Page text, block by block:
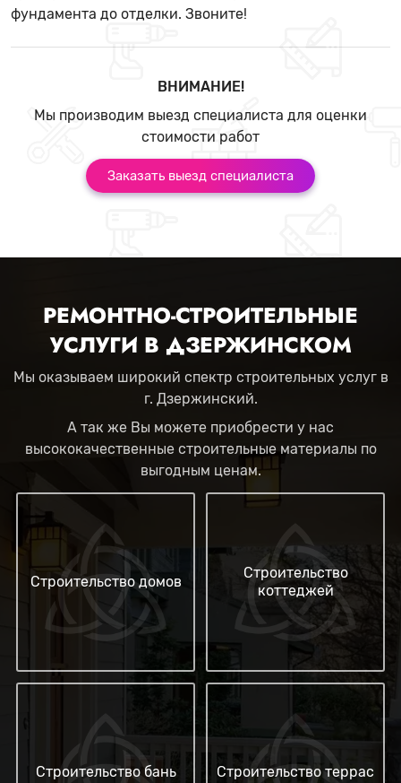
фундамента до отделки. Звоните!
ВНИМАНИЕ!
Мы производим выезд специалиста для оценки
стоимости работ
Заказать выезд специалиста
РЕМОНТНО-СТРОИТЕЛЬНЫЕ
УСЛУГИ В ДЗЕРЖИНСКОМ
Мы оказываем широкий спектр строительных услуг в
г. Дзержинский.
А так же Вы можете приобрести у нас
высококачественные строительные материалы по
выгодным ценам.
Строительство домов
Строительство
коттеджей
Строительство бань Строительство террас